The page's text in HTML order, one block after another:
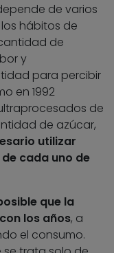
de varios
hábitos de
de
y
para percibir
en 1992
de
de azúcar,
utilizar
cada uno de
que la
los años, a
el consumo.